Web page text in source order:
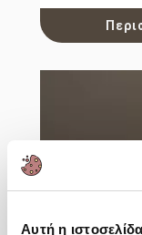
Αυτή η